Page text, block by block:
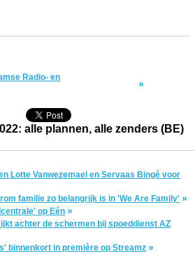
Radio- en
alle plannen, alle zenders (BE)
Lotte Vanwezemael en Servaas Bingé voor
familie zo belangrijk is in 'We Are Family'
op Eén
achter de schermen bij spoeddienst AZ
binnenkort in première op Streamz